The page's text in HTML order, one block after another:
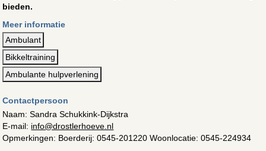
bieden.
Meer informatie
Ambulant
Bikkeltraining
Ambulante hulpverlening
Contactpersoon
Naam: Sandra Schukkink-Dijkstra
E-mail: info@drostlerhoeve.nl
Opmerkingen: Boerderij: 0545-201220 Woonlocatie: 0545-224934